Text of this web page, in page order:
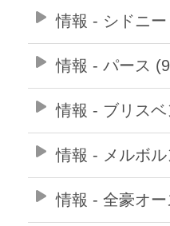
情報 - シドニ
情報 - パース
情報 - ブリス
情報 - メルボ
情報 - 全豪オ